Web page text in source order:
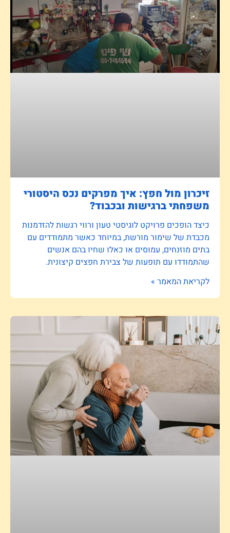
זיכרון מול חפץ: איך מפרקים נכס היסטורי
משפחתי ברגישות ובכבוד?
כיצד הופכים פרויקט לוגיסטי טעון ורווי רגשות להזדמנות
מכבדת של שימור מורשת, במיוחד כאשר מתמודדים עם
בתים מוזנחים, עמוסים או כאלו שחיו בהם אנשים
שהתמודדו עם תופעות של צבירת חפצים קיצונית.
לקריאת המאמר »